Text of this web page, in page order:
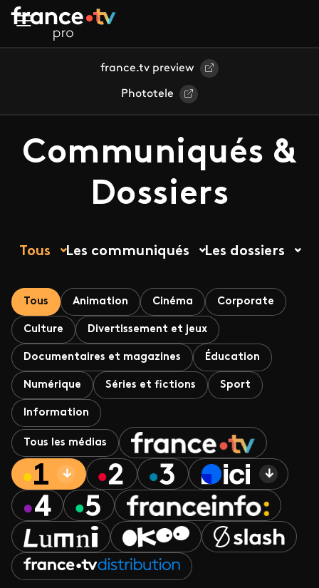
Aller au contenu principal
france.tv preview
Phototele
Communiqués &
Dossiers
Tous Les communiqués Les dossiers
Tous Animation Cinéma Corporate
Culture Divertissement et jeux
Documentaires et magazines Éducation
Numérique Séries et fictions Sport
Information
Tous les médias